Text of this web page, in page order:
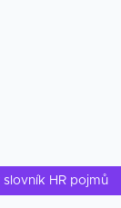
slovník HR pojmů